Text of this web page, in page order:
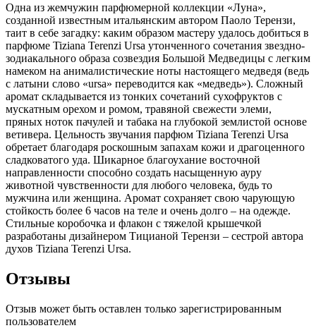
Одна из жемчужин парфюмерной коллекции «Луна»,
созданной известным итальянским автором Паоло Терензи,
таит в себе загадку: каким образом мастеру удалось добиться в
парфюме Tiziana Terenzi Ursa утонченного сочетания звездно-
зодиакального образа созвездия Большой Медведицы с легким
намеком на анималистические ноты настоящего медведя (ведь
с латыни слово «ursa» переводится как «медведь»). Сложный
аромат складывается из тонких сочетаний сухофруктов с
мускатным орехом и ромом, травяной свежести элеми,
пряных ноток пачулей и табака на глубокой землистой основе
ветивера. Цельность звучания парфюм Tiziana Terenzi Ursa
обретает благодаря роскошным запахам кожи и драгоценного
сладковатого уда. Шикарное благоухание восточной
направленности способно создать насыщенную ауру
животной чувственности для любого человека, будь то
мужчина или женщина. Аромат сохраняет свою чарующую
стойкость более 6 часов на теле и очень долго – на одежде.
Стильные коробочка и флакон с тяжелой крышечкой
разработаны дизайнером Тицианой Терензи – сестрой автора
духов Tiziana Terenzi Ursa.
Отзывы
Отзыв может быть оставлен только зарегистрированным
пользователем